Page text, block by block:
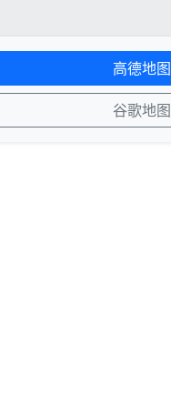
高德地图
谷歌地图